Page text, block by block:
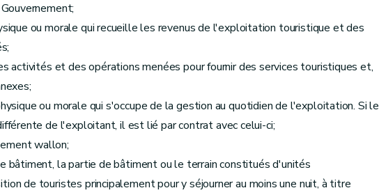
ou morale qui recueille les revenus de l'exploitation touristique et des
activités et des opérations menées pour fournir des services touristiques et,
ou morale qui s'occupe de la gestion au quotidien de l'exploitation. Si le
de l'exploitant, il est lié par contrat avec celui-ci;
wallon;
bâtiment, la partie de bâtiment ou le terrain constitués d'unités
de touristes principalement pour y séjourner au moins une nuit, à titre